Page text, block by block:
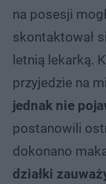
na posesji
skontaktował
letnią lekarką.
przyjedzie na
jednak nie
postanowili
dokonano
działki